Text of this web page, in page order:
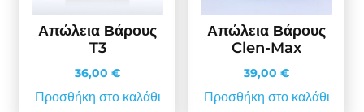
Απώλεια Βάρους
T3
36,00 €
Προσθήκη στο καλάθι
Απώλεια Βάρους
Clen-Max
39,00 €
Προσθήκη στο καλάθι